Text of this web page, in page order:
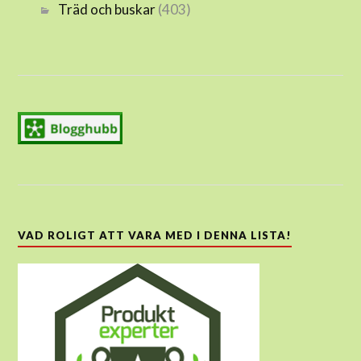
Träd och buskar(403)
VAD ROLIGT ATT VARA MED I DENNA LISTA!